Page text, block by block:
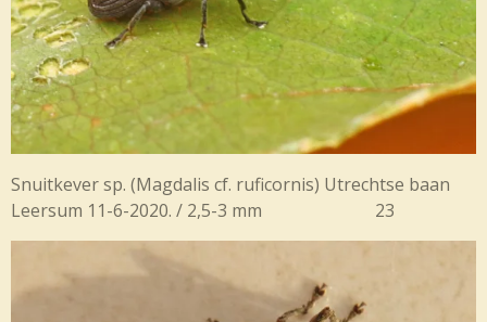
Snuitkever sp. (Magdalis cf. ruficornis) Utrechtse baan
Leersum 11-6-2020. / 2,5-3 mm 23